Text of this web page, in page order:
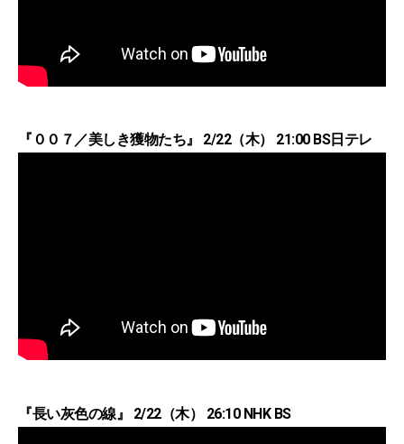
『００７／美しき獲物たち』 2/22（木） 21:00 BS日テレ
『長い灰色の線』 2/22（木） 26:10 NHK BS